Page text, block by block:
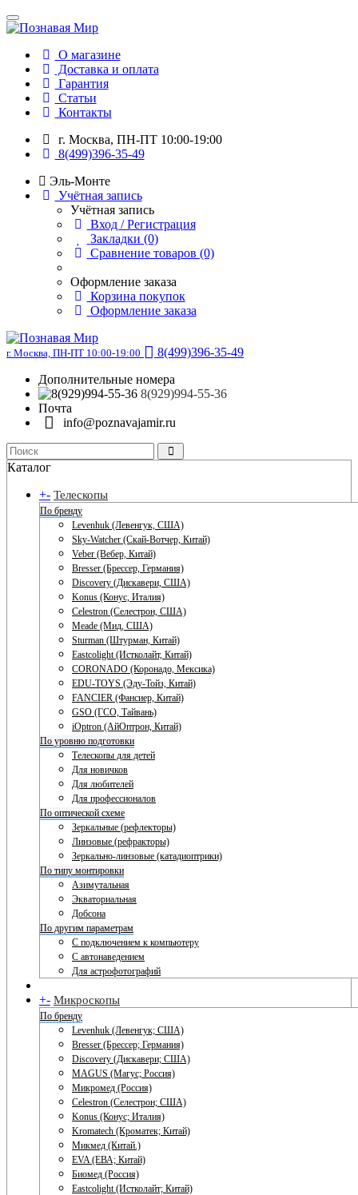
О магазине
Доставка и оплата
Гарантия
Статьи
Контакты
г. Москва, ПН-ПТ 10:00-19:00
8(499)396-35-49
Эль-Монте
Учётная запись
Учётная запись
Вход / Регистрация
Закладки (0)
Сравнение товаров (0)
Оформление заказа
Корзина покупок
Оформление заказа
г. Москва, ПН-ПТ 10:00-19:00
8(499)396-35-49
Дополнительные номера
8(929)994-55-36
Почта
info@poznavajamir.ru
Каталог
+- Телескопы
По бренду
Levenhuk (Левенгук, США)
Sky-Watcher (Скай-Вотчер, Китай)
Veber (Вебер, Китай)
Bresser (Брессер, Германия)
Discovery (Дискавери, США)
Konus (Конус, Италия)
Celestron (Селестрон, США)
Meade (Мид, США)
Sturman (Штурман, Китай)
Eastcolight (Истколайт, Китай)
CORONADO (Коронадо, Мексика)
EDU-TOYS (Эду-Тойз, Китай)
FANCIER (Фансиер, Китай)
GSO (ГСО, Тайвань)
iOptron (АйОптрон, Китай)
По уровню подготовки
Телескопы для детей
Для новичков
Для любителей
Для профессионалов
По оптической схеме
Зеркальные (рефлекторы)
Линзовые (рефракторы)
Зеркально-линзовые (катадиоптрики)
По типу монтировки
Азимутальная
Экваториальная
Добсона
По другим параметрам
С подключением к компьютеру
С автонаведением
Для астрофотографий
+- Микроскопы
По бренду
Levenhuk (Левенгук; США)
Bresser (Брессер; Германия)
Discovery (Дискавери; США)
MAGUS (Магус; Россия)
Микромед (Россия)
Celestron (Селестрон; США)
Konus (Конус; Италия)
Kromatech (Кроматек; Китай)
Микмед (Китай.)
EVA (ЕВА; Китай)
Биомед (Россия)
Eastcolight (Истколайт; Китай)